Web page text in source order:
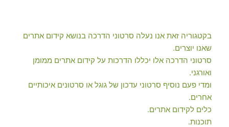
בקטגוריה זאת אנו נעלה סרטוני הדרכה בנושא קידום אתרים
שאנו יוצרים.
סרטוני הדרכה אלו יכללו הדרכות על קידום אתרים ממומן
ואורגני.
ומדי פעם נוסיף סרטוני עדכון של גוגל או סרטונים איכותיים
אחרים.
כלים לקידום אתרים.
תוכנות.